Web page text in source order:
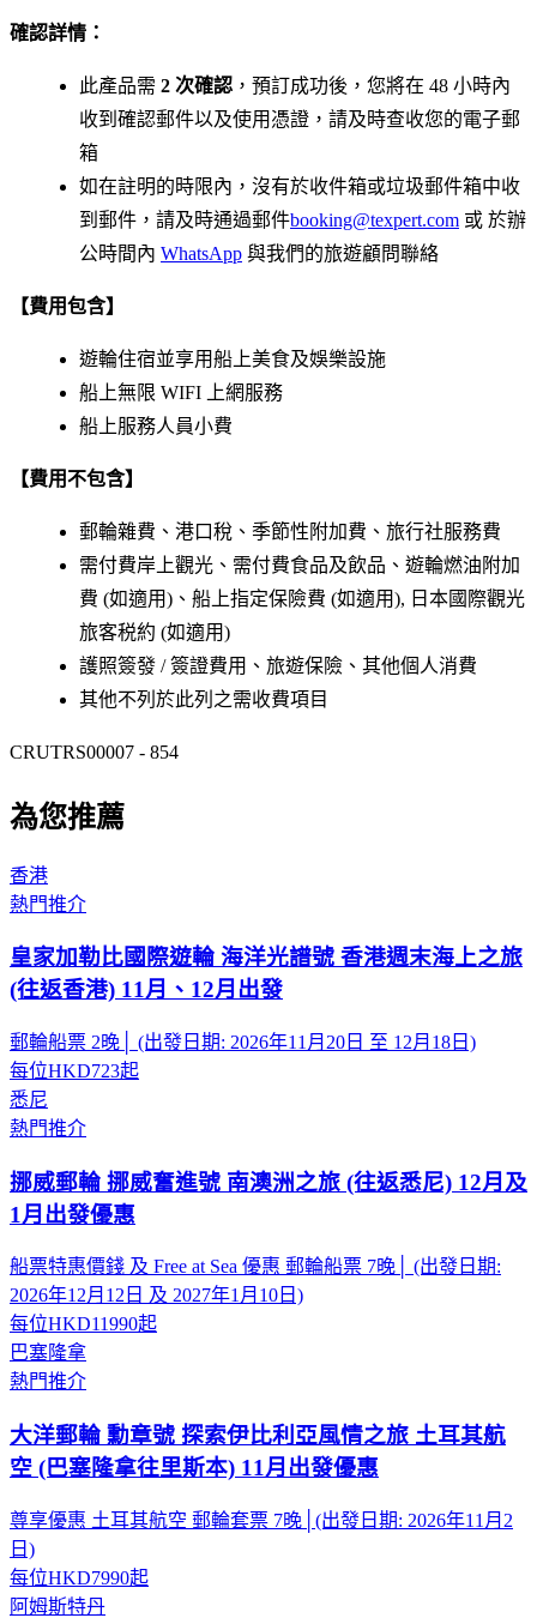
確認詳情：
此產品需 2 次確認 ，預訂成功後，您將在 48 小時內
收到確認郵件以及使用憑證，請及時查收您的電子郵
箱
如在註明的時限內，沒有於收件箱或垃圾郵件箱中收
到郵件，請及時通過郵件booking@texpert.com 或 於辦
公時間內 WhatsApp 與我們的旅遊顧問聯絡
【費用包含】
遊輪住宿並享用船上美食及娛樂設施
船上無限 WIFI 上網服務
船上服務人員小費
【費用不包含】
郵輪雜費、港口稅、季節性附加費、旅行社服務費
需付費岸上觀光、需付費食品及飲品、遊輪燃油附加
費 (如適用)、船上指定保險費 (如適用), 日本國際觀光
旅客税約 (如適用)
護照簽發 / 簽證費用、旅遊保險、其他個人消費
其他不列於此列之需收費項目
CRUTRS00007 - 854
為您推薦
香港
熱門推介
皇家加勒比國際遊輪 海洋光譜號 香港週末海上之旅
(往返香港) 11月、12月出發
郵輪船票 2晚│ (出發日期: 2026年11月20日 至 12月18日)
每位HKD723起
悉尼
熱門推介
挪威郵輪 挪威奮進號 南澳洲之旅 (往返悉尼) 12月及
1月出發優惠
船票特惠價錢 及 Free at Sea 優惠 郵輪船票 7晚│ (出發日期:
2026年12月12日 及 2027年1月10日)
每位HKD11990起
巴塞隆拿
熱門推介
大洋郵輪 勳章號 探索伊比利亞風情之旅 土耳其航
空 (巴塞隆拿往里斯本) 11月出發優惠
尊享優惠 土耳其航空 郵輪套票 7晚│(出發日期: 2026年11月2
日)
每位HKD7990起
阿姆斯特丹